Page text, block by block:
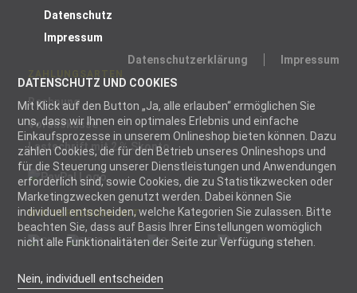
Datenschutzerklärung
Impressum
DATENSCHUTZ UND COOKIES
Mit Klick auf den Button „Ja, alle erlauben“ ermöglichen Sie
uns, dass wir Ihnen ein optimales Erlebnis und einfache
Einkaufsprozesse in unserem Onlineshop bieten können. Dazu
zählen Cookies, die für den Betrieb unseres Onlineshops und
für die Steuerung unserer Dienstleistungen und Anwendungen
erforderlich sind, sowie Cookies, die zu Statistikzwecken oder
Marketingzwecken genutzt werden. Dabei können Sie
individuell entscheiden, welche Kategorien Sie zulassen. Bitte
beachten Sie, dass auf Basis Ihrer Einstellungen womöglich
nicht alle Funktionalitäten der Seite zur Verfügung stehen.
Nein, individuell entscheiden
Datenschutz
Impressum
Rechnung
Vorauskasse
Lastschrift mit 2 % Skonto
WIR VERSENDEN MIT